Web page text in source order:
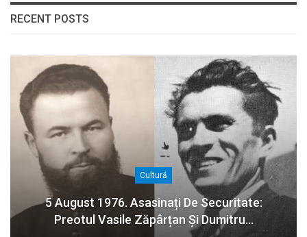
RECENT POSTS
Cultură
5 August 1976. Asasinați De Securitate:
Preotul Vasile Zăpârțan Și Dumitru…